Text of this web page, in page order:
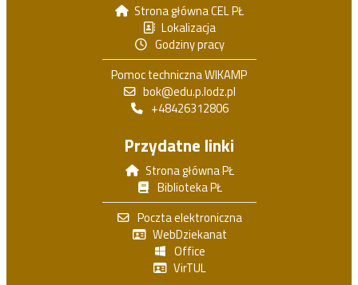
Strona główna CEL PŁ
Lokalizacja
Godziny pracy
Pomoc techniczna WIKAMP
bok@edu.p.lodz.pl
+48426312806
Przydatne linki
Strona główna PŁ
Biblioteka PŁ
Poczta elektroniczna
WebDziekanat
Office
VirTUL